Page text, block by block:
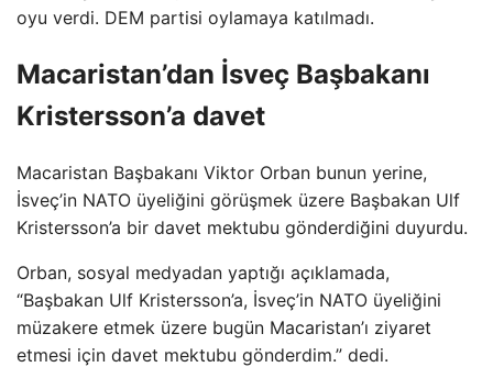
oyu verdi. DEM partisi oylamaya katılmadı.
Macaristan’dan İsveç Başbakanı
Kristersson’a davet
Macaristan Başbakanı Viktor Orban bunun yerine,
İsveç’in NATO üyeliğini görüşmek üzere Başbakan Ulf
Kristersson’a bir davet mektubu gönderdiğini duyurdu.
Orban, sosyal medyadan yaptığı açıklamada,
“Başbakan Ulf Kristersson’a, İsveç’in NATO üyeliğini
müzakere etmek üzere bugün Macaristan’ı ziyaret
etmesi için davet mektubu gönderdim.” dedi.